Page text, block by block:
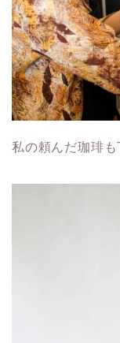
私の頼んだ珈琲も